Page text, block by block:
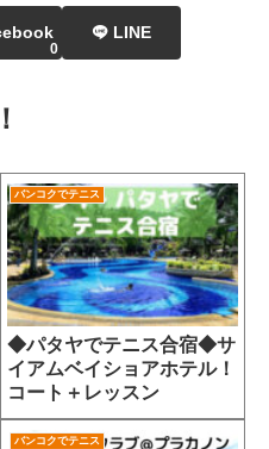
0
LINE
バンコクでテニス
◆パタヤでテニス合宿◆サ
イアムベイショアホテル！
コート＋レッスン
バンコクでテニス